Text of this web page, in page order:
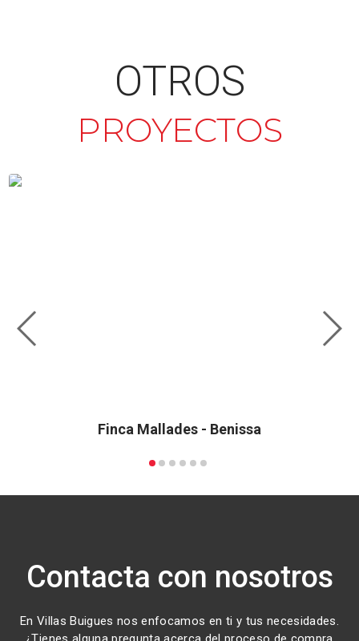
OTROS
PROYECTOS
Finca Mallades - Benissa
Contacta con nosotros
En Villas Buigues nos enfocamos en ti y tus necesidades.